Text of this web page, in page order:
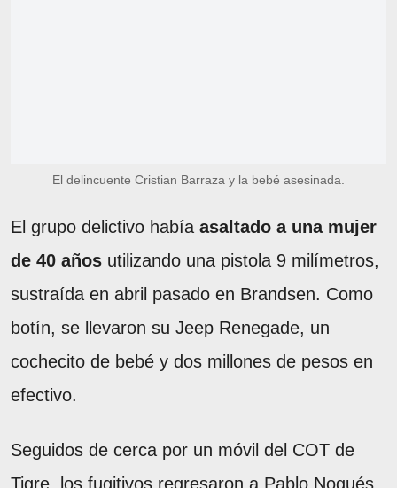
El delincuente Cristian Barraza y la bebé asesinada.
El grupo delictivo había asaltado a una mujer
de 40 años utilizando una pistola 9 milímetros,
sustraída en abril pasado en Brandsen. Como
botín, se llevaron su Jeep Renegade, un
cochecito de bebé y dos millones de pesos en
efectivo.
Seguidos de cerca por un móvil del COT de
Tigre, los fugitivos regresaron a Pablo Nogués,